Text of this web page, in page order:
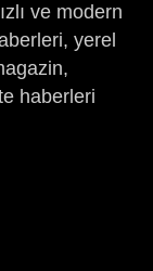
ve modern
yerel
haberleri